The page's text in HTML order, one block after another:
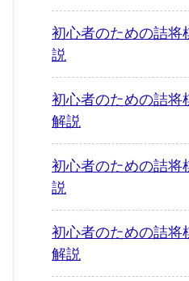
初心者のための詰
説
初心者のための詰
解説
初心者のための詰
説
初心者のための詰
解説